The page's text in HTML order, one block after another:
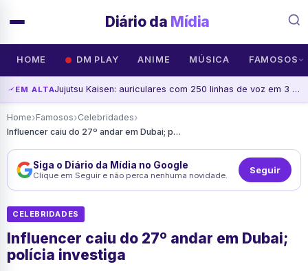
Diário da Mídia
HOME DM PLAY ANIME MÚSICA FAMOSOS
EM ALTA Jujutsu Kaisen: auriculares com 250 linhas de voz em 3 modelos
Home›Famosos›Celebridades›
Influencer caiu do 27º andar em Dubai; polícia investiga
Siga o Diário da Mídia no Google
Clique em Seguir e não perca nenhuma novidade. Seguir
CELEBRIDADES
Influencer caiu do 27º andar em Dubai;
polícia investiga